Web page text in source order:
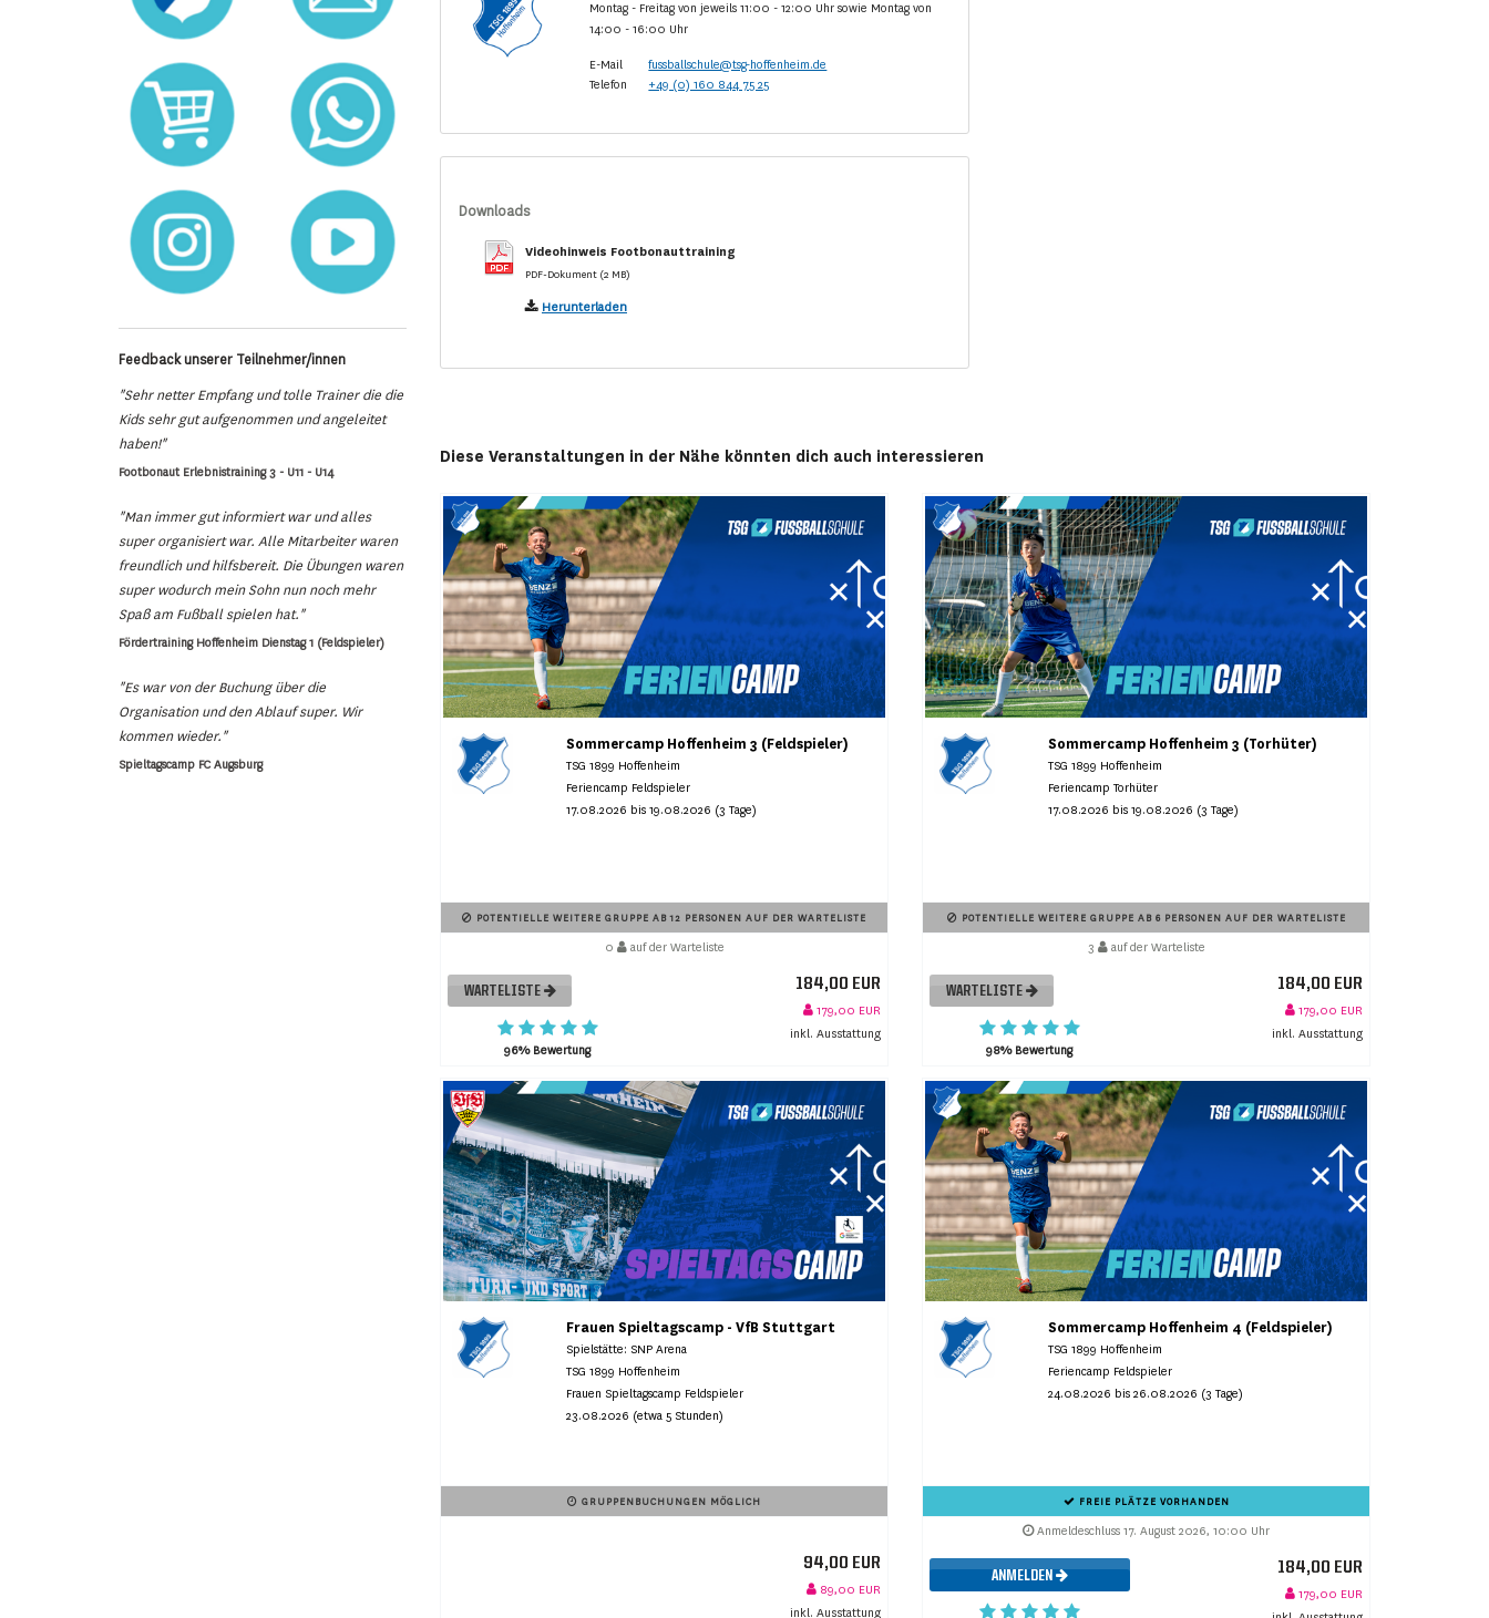
Feedback unserer Teilnehmer/innen
"Sehr netter Empfang und tolle Trainer die die
Kids sehr gut aufgenommen und angeleitet
haben!"
Footbonaut Erlebnistraining 3 - U11 - U14
"Man immer gut informiert war und alles
super organisiert war. Alle Mitarbeiter waren
freundlich und hilfsbereit. Die Übungen waren
super wodurch mein Sohn nun noch mehr
Spaß am Fußball spielen hat."
Fördertraining Hoffenheim Dienstag 1 (Feldspieler)
"Es war von der Buchung über die
Organisation und den Ablauf super. Wir
kommen wieder."
Spieltagscamp FC Augsburg
Montag - Freitag von jeweils 11:00 - 12:00 Uhr sowie Montag von
14:00 - 16:00 Uhr
E-Mail
fussballschule@tsg-hoffenheim.de
Telefon
+49 (0) 160 844 75 25
Downloads
Videohinweis Footbonauttraining
PDF-Dokument (2 MB)
Herunterladen
Diese Veranstaltungen in der Nähe könnten dich auch interessieren
Sommercamp Hoffenheim 3 (Feldspieler)
TSG 1899 Hoffenheim
Feriencamp Feldspieler
17.08.2026 bis 19.08.2026 (3 Tage)
POTENTIELLE WEITERE GRUPPE AB 12 PERSONEN AUF DER WARTELISTE
0 auf der Warteliste
WARTELISTE
96% Bewertung
184,00 EUR
179,00 EUR
inkl. Ausstattung
Sommercamp Hoffenheim 3 (Torhüter)
TSG 1899 Hoffenheim
Feriencamp Torhüter
17.08.2026 bis 19.08.2026 (3 Tage)
POTENTIELLE WEITERE GRUPPE AB 6 PERSONEN AUF DER WARTELISTE
3 auf der Warteliste
WARTELISTE
98% Bewertung
184,00 EUR
179,00 EUR
inkl. Ausstattung
Frauen Spieltagscamp - VfB Stuttgart
Spielstätte: SNP Arena
TSG 1899 Hoffenheim
Frauen Spieltagscamp Feldspieler
23.08.2026 (etwa 5 Stunden)
GRUPPENBUCHUNGEN MÖGLICH
94,00 EUR
89,00 EUR
inkl. Ausstattung
Sommercamp Hoffenheim 4 (Feldspieler)
TSG 1899 Hoffenheim
Feriencamp Feldspieler
24.08.2026 bis 26.08.2026 (3 Tage)
FREIE PLÄTZE VORHANDEN
Anmeldeschluss 17. August 2026, 10:00 Uhr
ANMELDEN 184,00 EUR
179,00 EUR